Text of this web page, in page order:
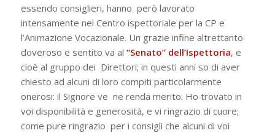
essendo consiglieri, hanno però lavorato
intensamente nel Centro ispettoriale per la CP e
l’Animazione Vocazionale. Un grazie infine altrettanto
doveroso e sentito va al “Senato” dell’Ispettoria, e
cioè al gruppo dei Direttori; in questi anni so di aver
chiesto ad alcuni di loro compiti particolarmente
onerosi: il Signore ve ne renda merito. Ho trovato in
voi disponibilità e generosità, e vi ringrazio di cuore;
come pure ringrazio per i consigli che alcuni di voi